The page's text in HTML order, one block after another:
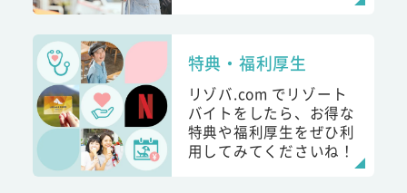
特典・福利厚生
リゾバ.com でリゾート
バイトをしたら、お得な
特典や福利厚生をぜひ利
用してみてくださいね！